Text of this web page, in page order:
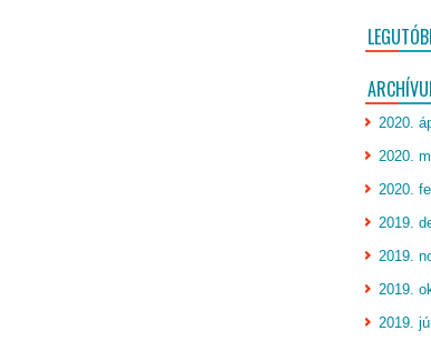
2020.
2020.
2020.
2019.
2019.
2019.
2019.